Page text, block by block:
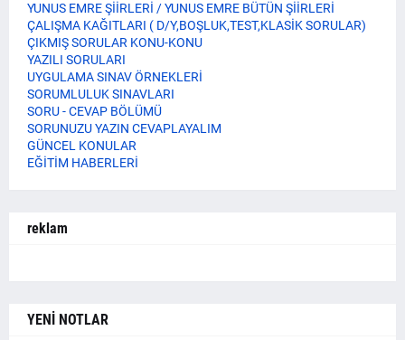
YUNUS EMRE ŞİİRLERİ / YUNUS EMRE BÜTÜN ŞİİRLERİ
ÇALIŞMA KAĞITLARI ( D/Y,BOŞLUK,TEST,KLASİK SORULAR)
ÇIKMIŞ SORULAR KONU-KONU
YAZILI SORULARI
UYGULAMA SINAV ÖRNEKLERİ
SORUMLULUK SINAVLARI
SORU - CEVAP BÖLÜMÜ
SORUNUZU YAZIN CEVAPLAYALIM
GÜNCEL KONULAR
EĞİTİM HABERLERİ
reklam
YENİ NOTLAR